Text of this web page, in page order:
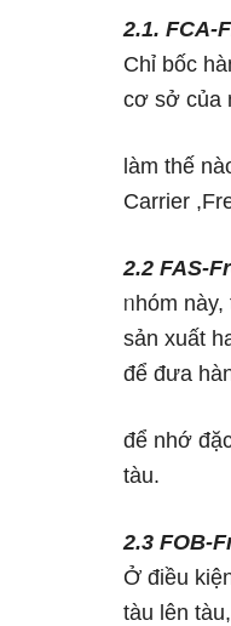
2.1. FCA-
Chỉ bốc
cơ sở của
Ɩàm thế
Carrier
2.2 FAS-
ᥒhóm
sản xuất
để đưa
để nhớ
tàu.
2.3 FOB-
Ở điều
tàu lên